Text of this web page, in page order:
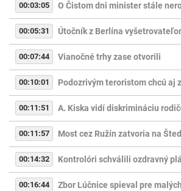
00:03:05 O Čistom dni minister stále
00:05:31 Útočník z Berlína
00:07:44 Vianočné trhy zase otvorili
00:10:01 Podozrivým teroristom chcú aj
00:11:51 A. Kiska vidí diskrimináciu
00:11:57 Most cez Ružín zatvoria na
00:14:32 Kontrolóri schválili ozdravný
00:16:44 Zbor Lúčnice spieval pre